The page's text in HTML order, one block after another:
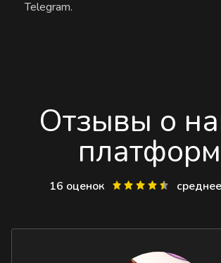
Telegram.
Отзывы о
16 оценок